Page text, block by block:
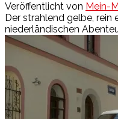
Veröffentlicht von Mein-
Der strahlend gelbe,
niederländischen